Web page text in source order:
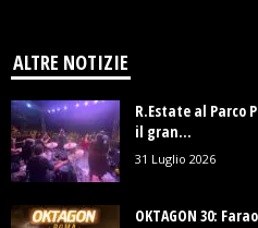
ALTRE NOTIZIE
R.Estate al Parco
il gran...
31 Luglio 2026
OKTAGON 30: